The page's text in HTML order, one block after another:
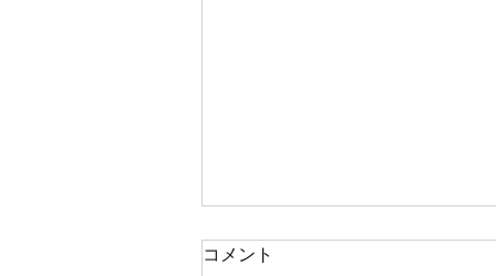
2021.08.22 メッセージ : 神が
コメント